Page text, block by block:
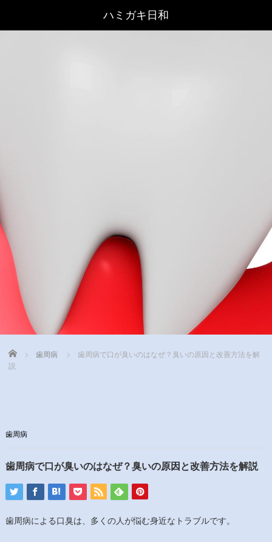
Home 歯周病
歯周病で口が臭いのはなぜ？臭いの原因と改善方法を解
説
歯周病
歯周病で口が臭いのはなぜ？臭いの原因と改善方法を解説
歯周病による口臭は、多くの人が悩む身近なトラブルです。